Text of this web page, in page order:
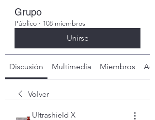
Grupo
Público · 108 miembros
Unirse
Discusión Multimedia Miembros
Volver
Ultrashield X